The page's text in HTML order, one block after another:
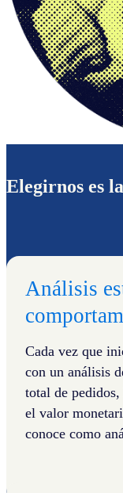
Elegirnos es
Análisis
Cada vez que
con un análisis
total de
el valor
conoce como